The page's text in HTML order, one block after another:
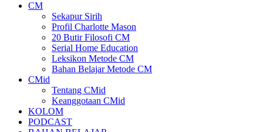
CM
Sekapur Sirih
Profil Charlotte Mason
20 Butir Filosofi CM
Serial Home Education
Leksikon Metode CM
Bahan Belajar Metode CM
CMid
Tentang CMid
Keanggotaan CMid
KOLOM
PODCAST